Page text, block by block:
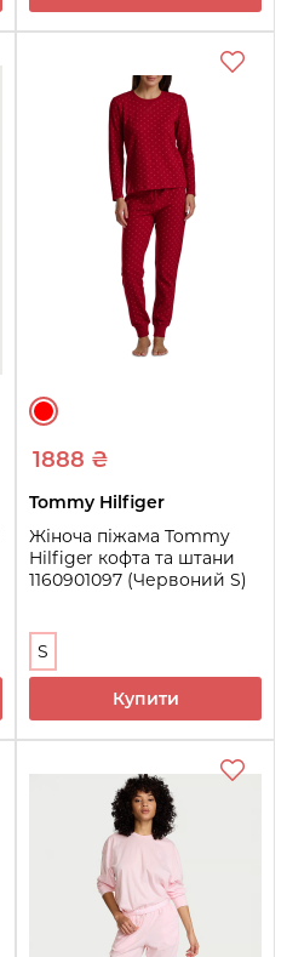
1888 ₴
Tommy Hilfiger
Жіноча піжама Tommy
Hilfiger кофта та штани
1160901097 (Червоний S)
S
Купити